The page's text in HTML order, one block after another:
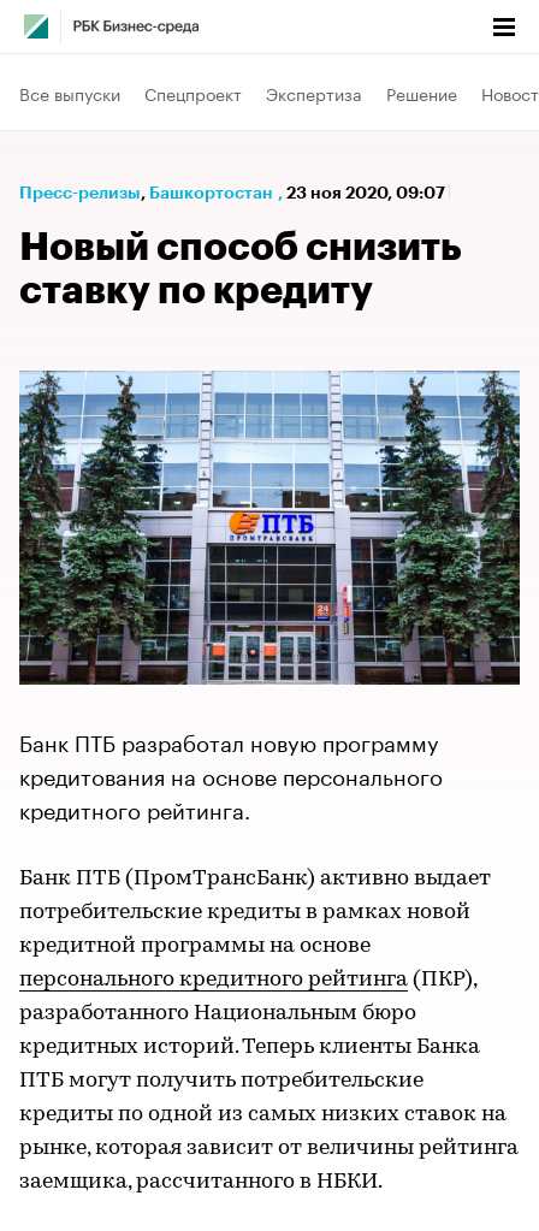
Все выпуски Спецпроект Экспертиза Решение
Пресс-релизы⁠, Башкортостан , 23 ноя 2020, 09:07
Новый способ снизить
ставку по кредиту
Банк ПТБ разработал новую программу
кредитования на основе персонального
кредитного рейтинга.
Банк ПТБ (ПромТрансБанк) активно выдает
потребительские кредиты в рамках новой
кредитной программы на основе
персонального кредитного рейтинга (ПКР),
разработанного Национальным бюро
кредитных историй. Теперь клиенты Банка
ПТБ могут получить потребительские
кредиты по одной из самых низких ставок на
рынке, которая зависит от величины рейтинга
заемщика, рассчитанного в НБКИ.